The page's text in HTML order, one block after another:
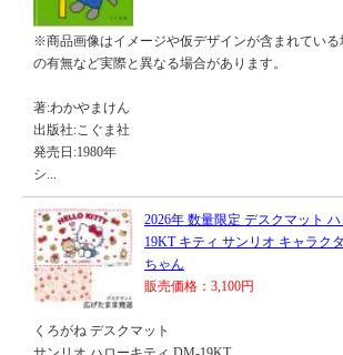
※商品画像はイメージや仮デザインが含まれてい
の有無など実際と異なる場合があります。
著:わかやまけん
出版社:こぐま社
発売日:1980年
シ...
2026年 数量限定 デスクマット
19KT キティ サンリオ キャラク
ちゃん
販売価格：3,100円
くろがね デスクマット